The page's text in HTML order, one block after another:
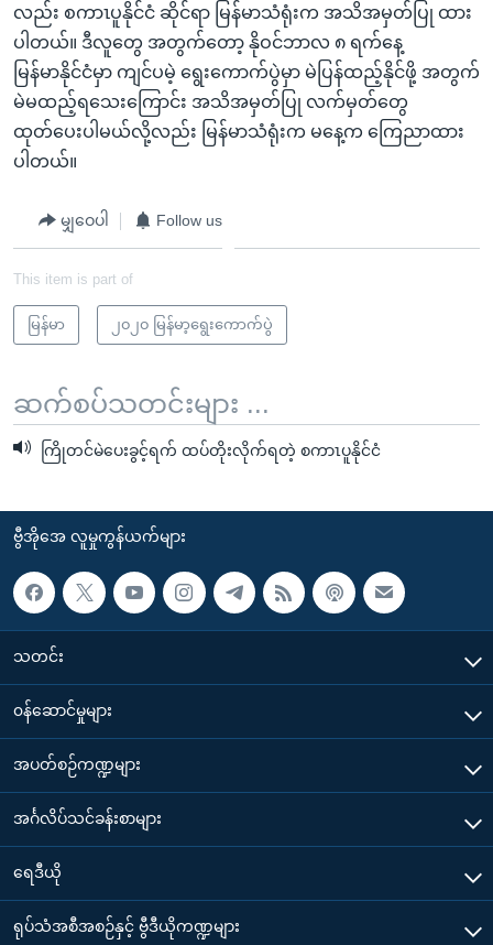
လည်း စကာၤပူနိုင်ငံ ဆိုင်ရာ မြန်မာသံရုံးက အသိအမှတ်ပြု ထား
ပါတယ်။ ဒီလူတွေ အတွက်တော့ နိုဝင်ဘာလ ၈ ရက်နေ့
မြန်မာနိုင်ငံမှာ ကျင်ပမဲ့ ရွေးကောက်ပွဲမှာ မဲပြန်ထည့်နိုင်ဖို့ အတွက်
မဲမထည့်ရသေးကြောင်း အသိအမှတ်ပြု လက်မှတ်တွေ
ထုတ်ပေးပါမယ်လို့လည်း မြန်မာသံရုံးက မနေ့က ကြေညာထား
ပါတယ်။
မျှဝေပါ Follow us
This item is part of
မြန်မာ ၂၀၂၀ မြန်မာ့ရွေးကောက်ပွဲ
ဆက်စပ်သတင်းများ ...
ကြိုတင်မဲပေးခွင့်ရက် ထပ်တိုးလိုက်ရတဲ့ စကာၤပူနိုင်ငံ
ဗွီအိုအေ လူမှုကွန်ယက်များ
သတင်း
၀န်ဆောင်မှုများ
အပတ်စဉ်ကဏ္ဍများ
အင်္ဂလိပ်သင်ခန်းစာများ
ရေဒီယို
ရုပ်သံအစီအစဉ်နှင့် ဗွီဒီယိုကဏ္ဍများ